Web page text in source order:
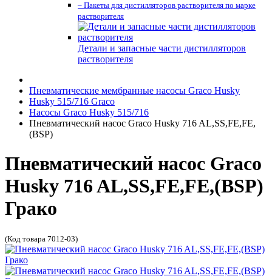
– Пакеты для дистилляторов растворителя по марке
растворителя
Детали и запасные части дистилляторов
растворителя
Пневматические мембранные насосы Graco Husky
Husky 515/716 Graco
Насосы Graco Husky 515/716
Пневматический насос Graco Husky 716 AL,SS,FE,FE,
(BSP)
Пневматический насос Graco
Husky 716 AL,SS,FE,FE,(BSP)
Грако
(Код товара 7012-03)